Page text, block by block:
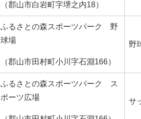
（郡山市白岩町字堺之内18）
ふるさとの森スポーツパーク 野
球場
（郡山市田村町小川字石淵166）
野
ふるさとの森スポーツパーク ス
ポーツ広場
サ